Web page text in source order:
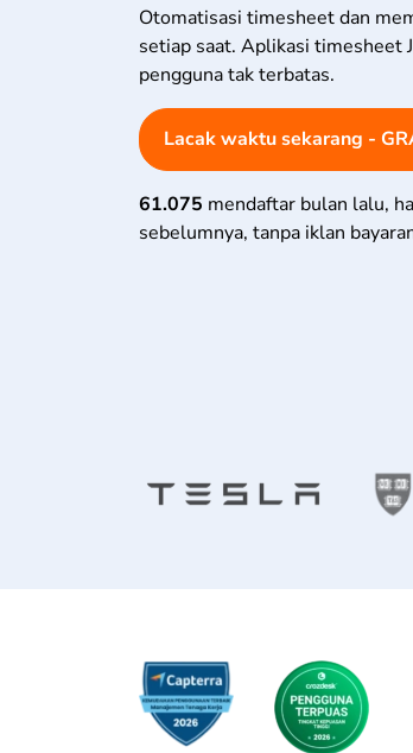
Otomatisasi timesheet dan
setiap saat. Aplikasi timesheet
pengguna tak terbatas.
Lacak waktu sekarang -
61.075 mendaftar bulan lalu,
sebelumnya, tanpa iklan